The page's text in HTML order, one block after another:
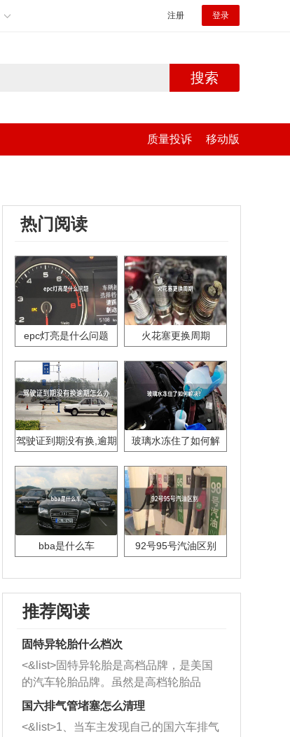
注册 登录
搜索
质量投诉 移动版
热门阅读
epc灯亮是什么问题 火花塞更换周期
驾驶证到期没有换,逾期
玻璃水冻住了如何解
bba是什么车 92号95号汽油区别
推荐阅读
固特异轮胎什么档次
<&list>固特异轮胎是高档品牌，是美国
的汽车轮胎品牌。虽然是高档轮胎品
牌，但是中高低端的轮胎都有生产，这
也是为了更好的开拓市场。
国六排气管堵塞怎么清理
<&list>1、当车主发现自己的国六车排气